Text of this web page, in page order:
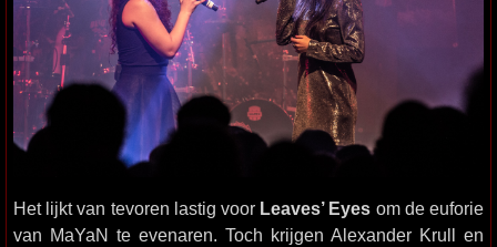
Het lijkt van tevoren lastig voor Leaves’ Eyes om de euforie
van MaYaN te evenaren. Toch krijgen Alexander Krull en